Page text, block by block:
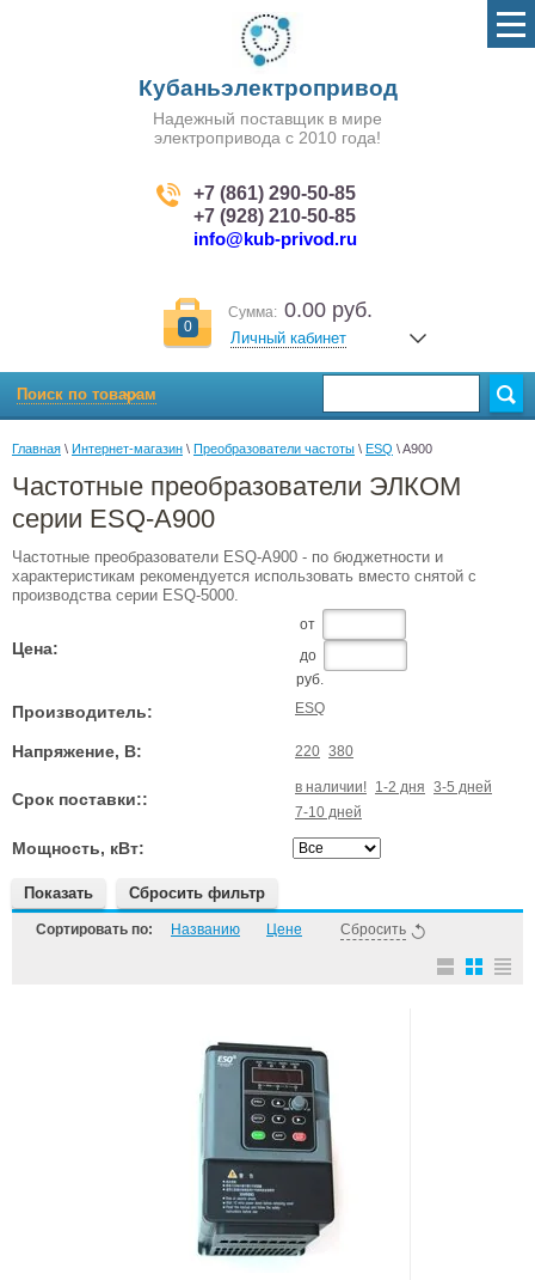
Кубаньэлектропривод
Надежный поставщик в мире
электропривода с 2010 года!
+7 (861) 290-50-85
+7 (928) 210-50-85
info@kub-privod.ru
0
Сумма: 0.00 руб.
Личный кабинет
Поиск по товарам
Главная \ Интернет-магазин \ Преобразователи частоты \ ESQ \ A900
Частотные преобразователи ЭЛКОМ
серии ESQ-A900
Частотные преобразователи ESQ-A900 - по бюджетности и
характеристикам рекомендуется использовать вместо снятой с
производства серии ESQ-5000.
Цена:
от
до
руб.
Производитель: ESQ
Напряжение, В: 220 380
Срок поставки::
в наличии! 1-2 дня 3-5 дней
7-10 дней
Мощность, кВт:
Показать Сбросить фильтр
Сортировать по: Названию Цене Сбросить